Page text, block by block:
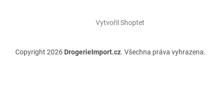
Vytvořil Shoptet
Copyright 2026 DrogerieImport.cz. Všechna práva vyhrazena.